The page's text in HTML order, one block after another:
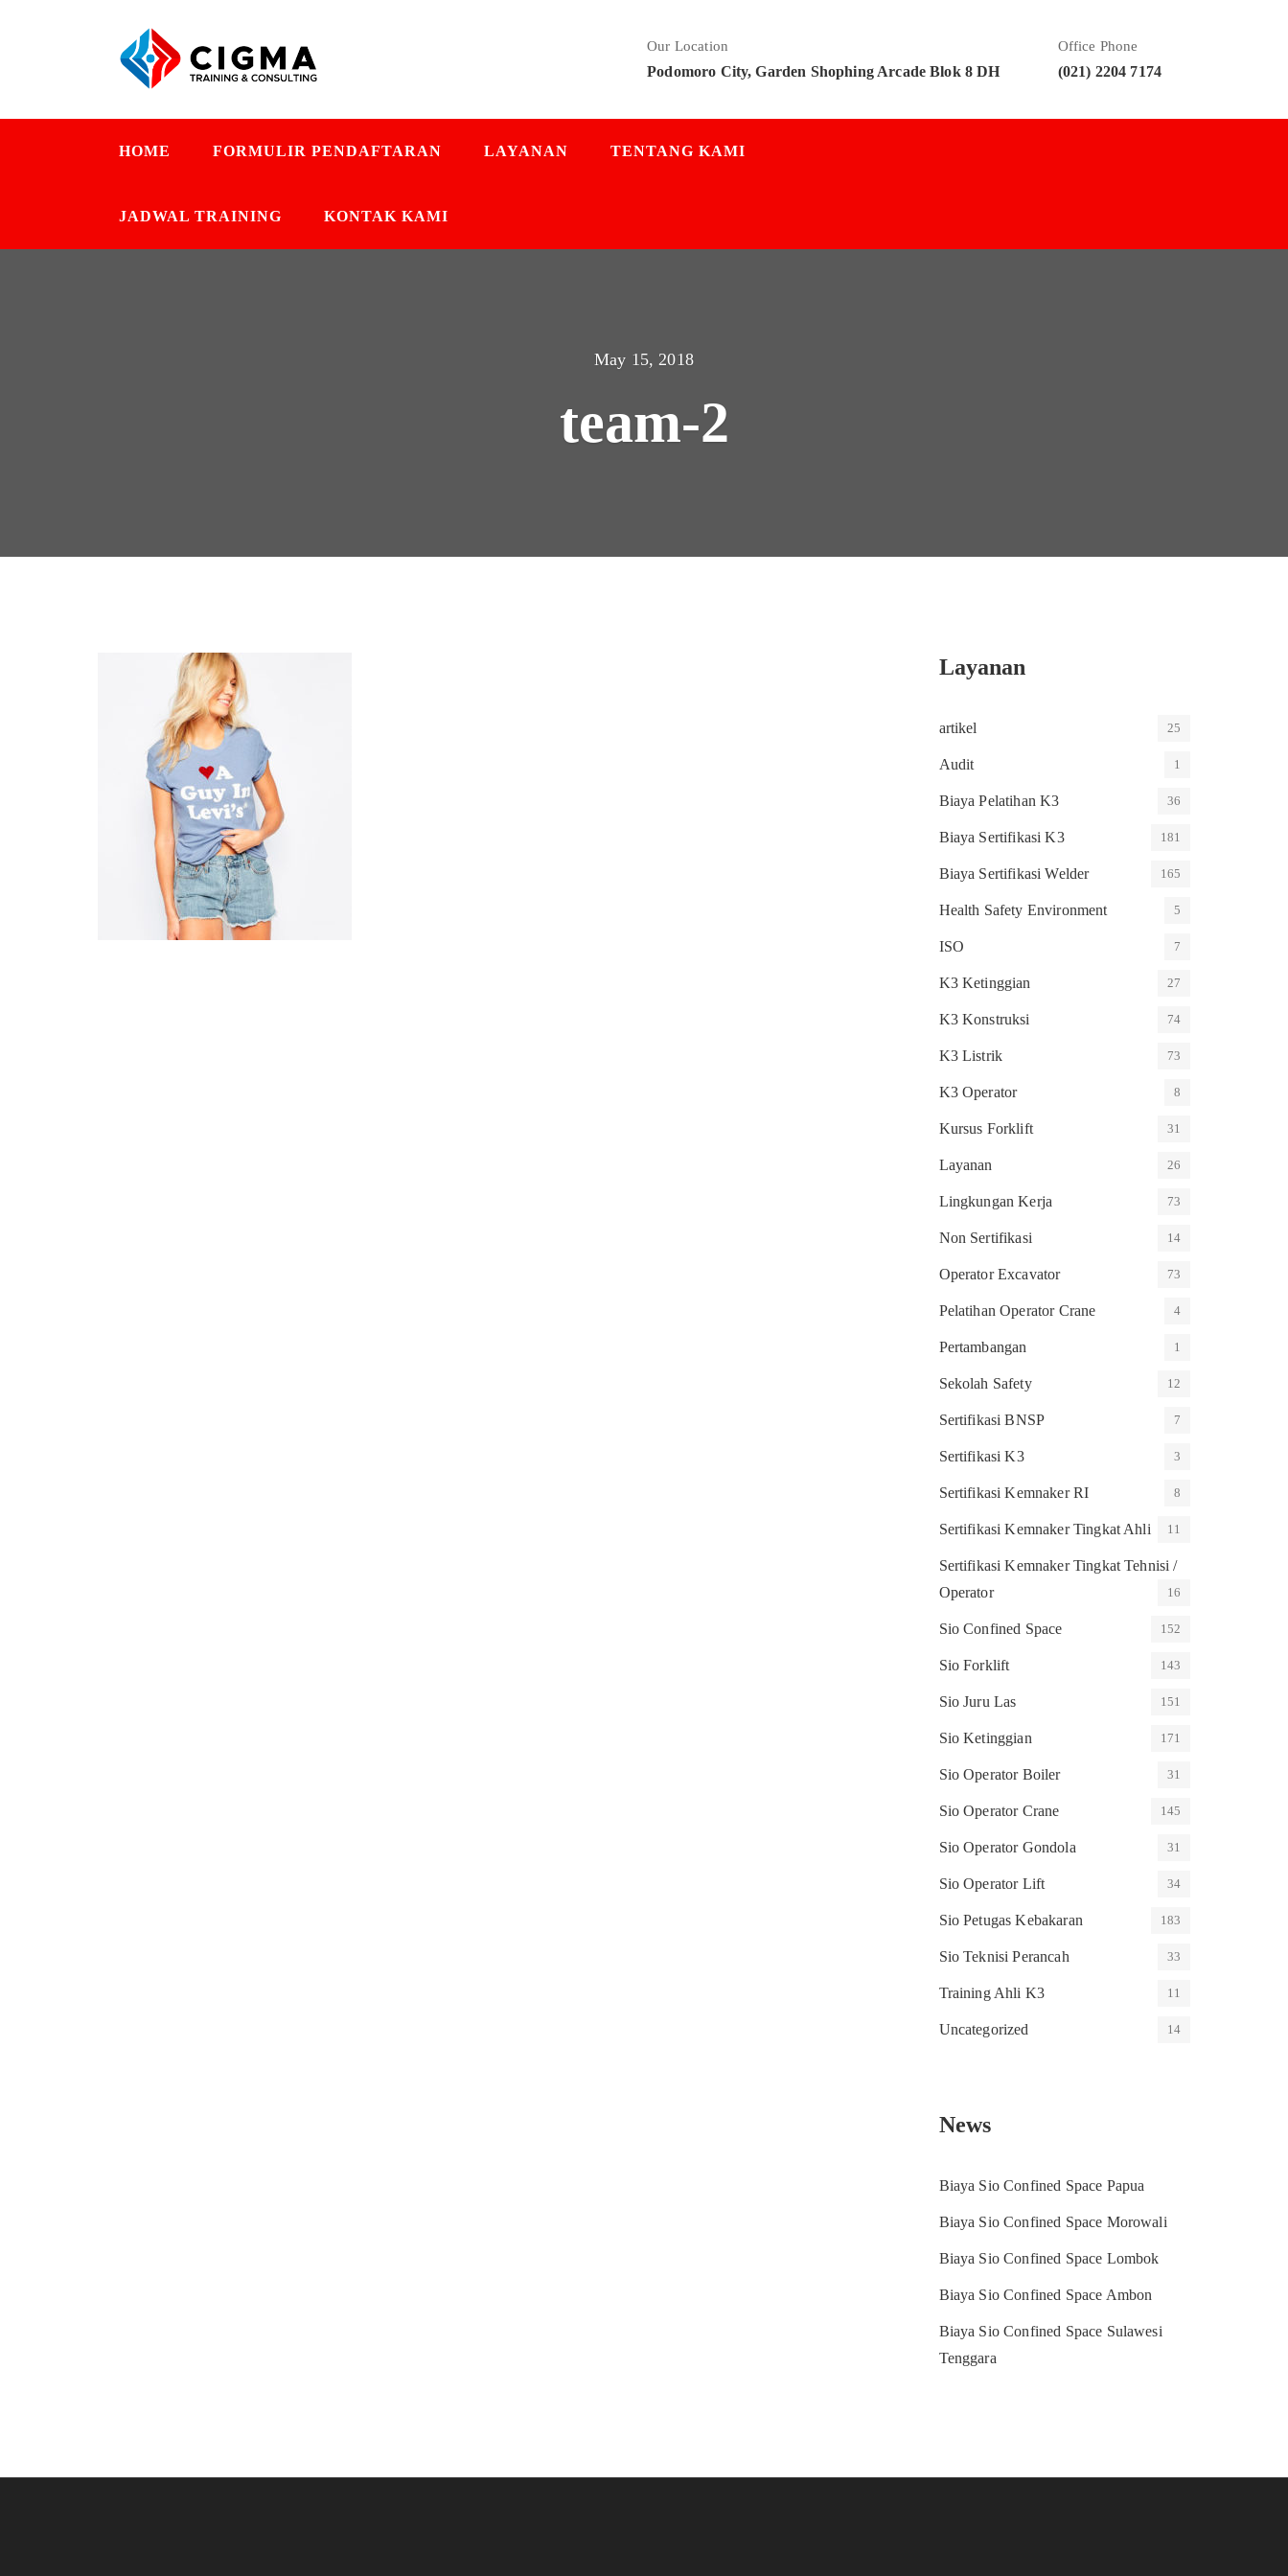
Our Location
Podomoro City, Garden Shophing Arcade Blok 8 DH
Office Phone
(021) 2204 7174
HOME FORMULIR PENDAFTARAN LAYANAN TENTANG KAMI
JADWAL TRAINING KONTAK KAMI
May 15, 2018
team-2
Layanan
artikel 25
Audit 1
Biaya Pelatihan K3 36
Biaya Sertifikasi K3 181
Biaya Sertifikasi Welder 165
Health Safety Environment 5
ISO 7
K3 Ketinggian 27
K3 Konstruksi 74
K3 Listrik 73
K3 Operator 8
Kursus Forklift 31
Layanan 26
Lingkungan Kerja 73
Non Sertifikasi 14
Operator Excavator 73
Pelatihan Operator Crane 4
Pertambangan 1
Sekolah Safety 12
Sertifikasi BNSP 7
Sertifikasi K3 3
Sertifikasi Kemnaker RI 8
Sertifikasi Kemnaker Tingkat Ahli 11
Sertifikasi Kemnaker Tingkat Tehnisi /
Operator
16
Sio Confined Space 152
Sio Forklift 143
Sio Juru Las 151
Sio Ketinggian 171
Sio Operator Boiler 31
Sio Operator Crane 145
Sio Operator Gondola 31
Sio Operator Lift 34
Sio Petugas Kebakaran 183
Sio Teknisi Perancah 33
Training Ahli K3 11
Uncategorized 14
News
Biaya Sio Confined Space Papua
Biaya Sio Confined Space Morowali
Biaya Sio Confined Space Lombok
Biaya Sio Confined Space Ambon
Biaya Sio Confined Space Sulawesi
Tenggara